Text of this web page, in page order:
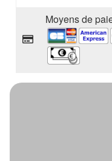
Moyens de